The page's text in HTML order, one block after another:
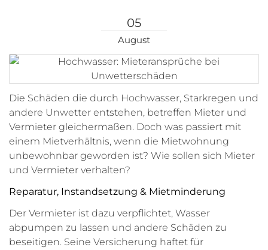
05
August
Die Schäden die durch Hochwasser, Starkregen und
andere Unwetter entstehen, betreffen Mieter und
Vermieter gleichermaßen. Doch was passiert mit
einem Mietverhältnis, wenn die Mietwohnung
unbewohnbar geworden ist? Wie sollen sich Mieter
und Vermieter verhalten?
Reparatur, Instandsetzung & Mietminderung
Der Vermieter ist dazu verpflichtet, Wasser
abpumpen zu lassen und andere Schäden zu
beseitigen. Seine Versicherung haftet für